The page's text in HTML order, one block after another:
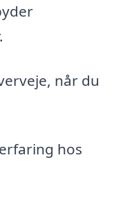
når du
hos